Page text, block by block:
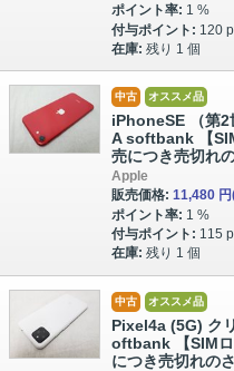
ポイント率: 1 %
付与ポイント: 120
在庫: 残り 1 個
中古 オススメ品
iPhoneSE （第2
A softbank 【
売につき売切れ
Apple
販売価格: 11,480 円
ポイント率: 1 %
付与ポイント: 115
在庫: 残り 1 個
中古 オススメ品
Pixel4a (5G) ク
oftbank 【SIM
につき売切れの